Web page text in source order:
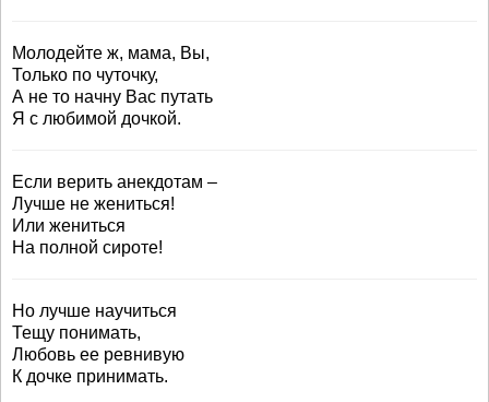
Молодейте ж, мама, Вы,
Только по чуточку,
А не то начну Вас путать
Я с любимой дочкой.
Если верить анекдотам –
Лучше не жениться!
Или жениться
На полной сироте!
Но лучше научиться
Тещу понимать,
Любовь ее ревнивую
К дочке принимать.